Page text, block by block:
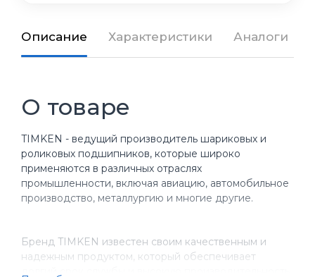
Описание Характеристики Аналоги
О товаре
TIMKEN - ведущий производитель шариковых и
роликовых подшипников, которые широко
применяются в различных отраслях
промышленности, включая авиацию, автомобильное
производство, металлургию и многие другие.
Бренд TIMKEN известен своим качественным и
надежным продуктом, который обеспечивает